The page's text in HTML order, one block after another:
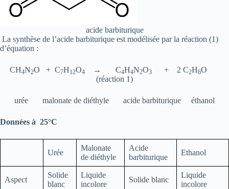
acide barbiturique
La synthèse de l’acide barbiturique est modélisée par la réaction (1)
d’équation :
CH4N2O + C7H12O4 → C4H4N2O3 + 2 C2H6O
(réaction 1)
urée malonate de diéthyle acide barbiturique éthanol
Données à 25°C
Urée
Malonate
de diéthyle
Acide
barbiturique
Ethanol
Aspect
Solide
blanc
Liquide
incolore
Solide blanc
Liquide
incolore